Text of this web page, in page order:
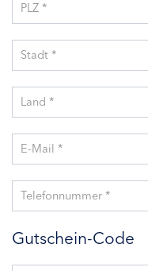
PLZ *
Stadt *
Land *
E-Mail *
Telefonnummer *
Gutschein-Code